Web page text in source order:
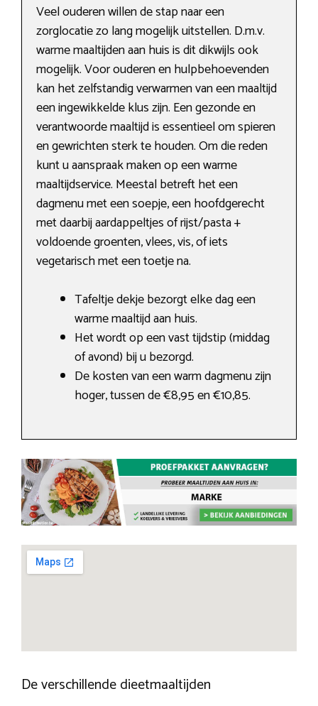
Veel ouderen willen de stap naar een
zorglocatie zo lang mogelijk uitstellen. D.m.v.
warme maaltijden aan huis is dit dikwijls ook
mogelijk. Voor ouderen en hulpbehoevenden
kan het zelfstandig verwarmen van een maaltijd
een ingewikkelde klus zijn. Een gezonde en
verantwoorde maaltijd is essentieel om spieren
en gewrichten sterk te houden. Om die reden
kunt u aanspraak maken op een warme
maaltijdservice. Meestal betreft het een
dagmenu met een soepje, een hoofdgerecht
met daarbij aardappeltjes of rijst/pasta +
voldoende groenten, vlees, vis, of iets
vegetarisch met een toetje na.
Tafeltje dekje bezorgt elke dag een
warme maaltijd aan huis.
Het wordt op een vast tijdstip (middag
of avond) bij u bezorgd.
De kosten van een warm dagmenu zijn
hoger, tussen de €8,95 en €10,85.
De verschillende dieetmaaltijden